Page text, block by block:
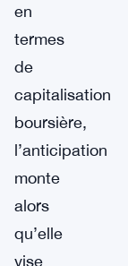
en
termes
de
capitalisation
boursière,
l’anticipation
monte
alors
qu’elle
vise